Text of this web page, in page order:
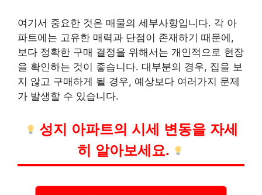
여기서 중요한 것은 매물의 세부사항입니다. 각 아
파트에는 고유한 매력과 단점이 존재하기 때문에,
보다 정확한 구매 결정을 위해서는 개인적으로 현장
을 확인하는 것이 좋습니다. 대부분의 경우, 집을 보
지 않고 구매하게 될 경우, 예상보다 여러가지 문제
가 발생할 수 있습니다.
성지 아파트의 시세 변동을 자세
히 알아보세요.